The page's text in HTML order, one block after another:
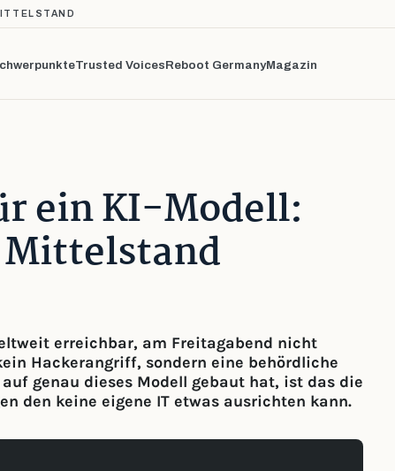
ein KI-Modell:
Mittelstand
erreichbar, am Freitagabend nicht
Hackerangriff, sondern eine behördliche
genau dieses Modell gebaut hat, ist das die
den keine eigene IT etwas ausrichten kann.
Trusted VoicesReboot GermanyMagazin